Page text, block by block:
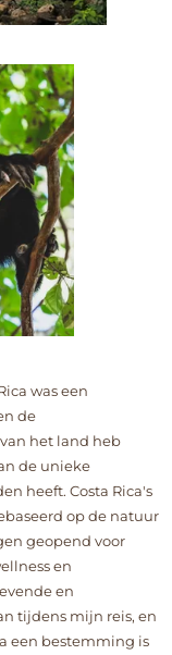
was een
de
het land heb
de unieke
heeft. Costa Rica's
op de natuur
geopend voor
en
en
tijdens mijn reis, en
een bestemming is